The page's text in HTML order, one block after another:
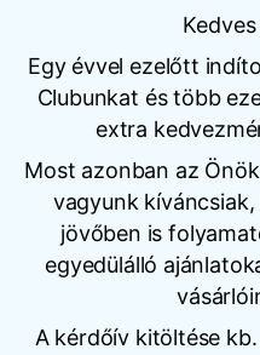
Egy évvel ezelőtt
Clubunkat és több
extra
Most azonban az
vagyunk
jövőben is
egyedülálló
A kérdőív kitöltése